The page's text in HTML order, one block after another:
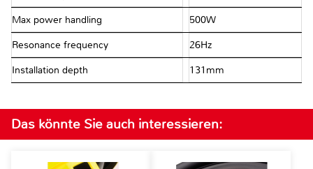
Max power handling 500W
Resonance frequency 26Hz
Installation depth 131mm
Das könnte Sie auch interessieren: